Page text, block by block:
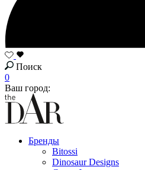
Поиск
0
Ваш город:
Бренды
Bitossi
Dinosaur Designs